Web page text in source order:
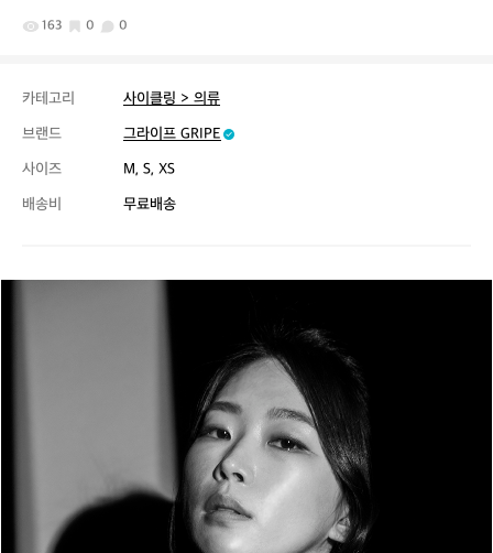
163 0 0
카테고리
사이클링 > 의류
브랜드
그라이프 GRIPE
사이즈
M, S, XS
배송비
무료배송